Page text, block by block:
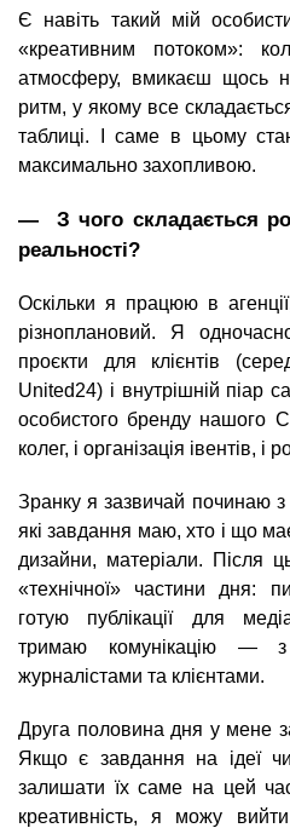
Є навіть такий мій
«креативним потоком»:
атмосферу, вмикаєш щось
ритм, у якому все
таблиці. І саме в цьому
максимально захопливою.
― З чого складається
реальності?
Оскільки я працюю в
різноплановий. Я
проєкти для клієнтів
United24) і внутрішній піар
особистого бренду нашого
колег, і організація івентів, і
Зранку я зазвичай починаю
які завдання маю, хто і що
дизайни, матеріали. Після
«технічної» частини дня:
готую публікації для
тримаю комунікацію — з
журналістами та клієнтами.
Друга половина дня у мене
Якщо є завдання на ідеї
залишати їх саме на цей
креативність, я можу